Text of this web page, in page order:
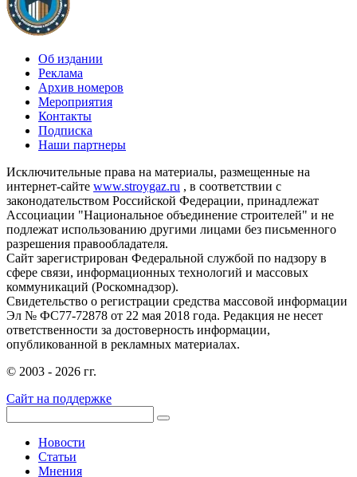
Об издании
Реклама
Архив номеров
Мероприятия
Контакты
Подписка
Наши партнеры
Исключительные права на материалы, размещенные на
интернет-сайте www.stroygaz.ru , в соответствии с
законодательством Российской Федерации, принадлежат
Ассоциации "Национальное объединение строителей" и не
подлежат использованию другими лицами без письменного
разрешения правообладателя.
Сайт зарегистрирован Федеральной службой по надзору в
сфере связи, информационных технологий и массовых
коммуникаций (Роскомнадзор).
Свидетельство о регистрации средства массовой информации
Эл № ФС77-72878 от 22 мая 2018 года. Редакция не несет
ответственности за достоверность информации,
опубликованной в рекламных материалах.
© 2003 - 2026 гг.
Сайт на поддержке
Новости
Статьи
Мнения